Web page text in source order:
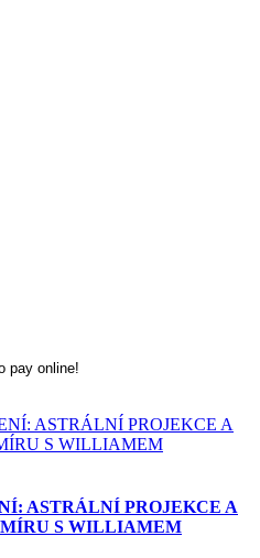
ASTRÁLNÍ PROJEKCE A
S WILLIAMEM